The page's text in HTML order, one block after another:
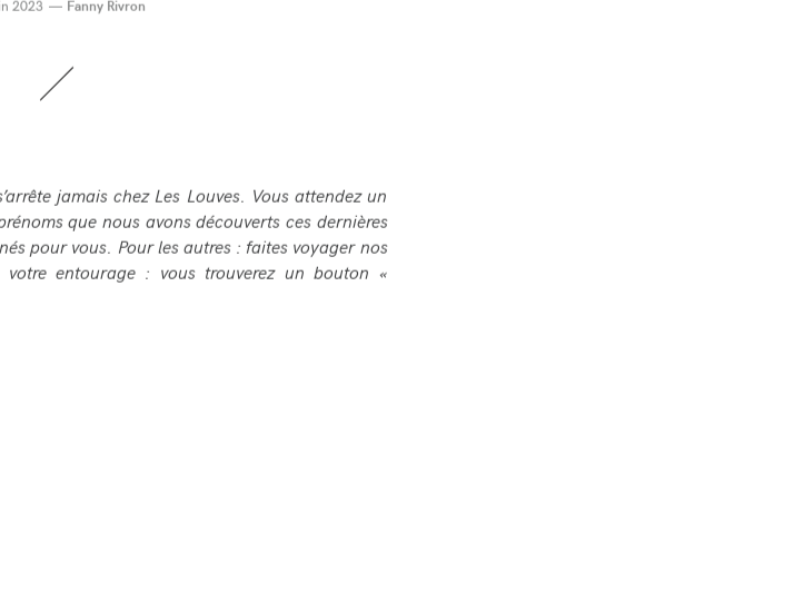
2023 Fanny Rivron
jamais chez Les Louves. Vous attendez un
que nous avons découverts ces dernières
pour vous. Pour les autres : faites voyager nos
votre entourage : vous trouverez un bouton «